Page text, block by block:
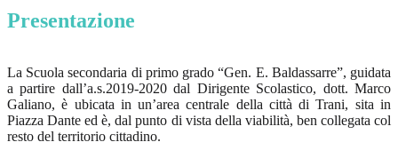
Presentazione
La Scuola secondaria di primo grado “Gen. E. Baldassarre”, guidata
a partire dall’a.s.2019-2020 dal Dirigente Scolastico, dott. Marco
Galiano, è ubicata in un’area centrale della città di Trani, sita in
Piazza Dante ed è, dal punto di vista della viabilità, ben collegata col
resto del territorio cittadino.